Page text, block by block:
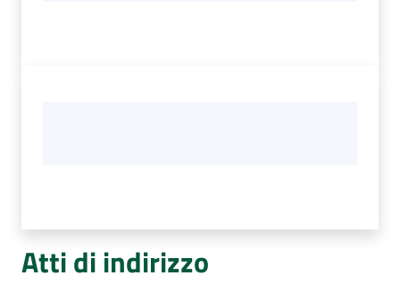
Atti di indirizzo